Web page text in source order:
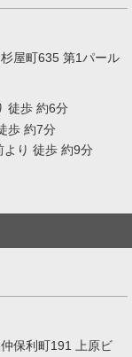
屋町635 第1パール
徒歩 約6分
歩 約7分
より 徒歩 約9分
保利町191 上原ビ